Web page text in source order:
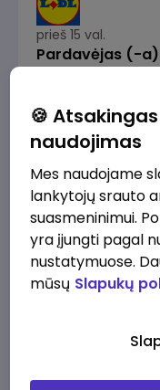
prieš 15 val.
Pardavėjas (-
1715 - 2170 €/mėn.
prieš 15 val.
Darbo
3000 - 3650 €/
🍪
naudojimas
Mes naudojame
lankytojų srauto
suasmeninimui.
yra įjungti pagal
nustatymuose.
mūsų Slapukų